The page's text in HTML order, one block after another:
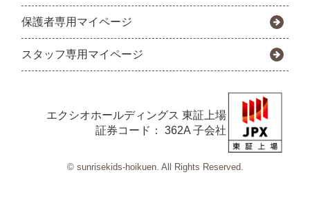
保護者専用マイページ
スタッフ専用マイページ
エクシオホールディングス 東証上場
証券コード： 362A 子会社
© sunrisekids-hoikuen. All Rights Reserved.